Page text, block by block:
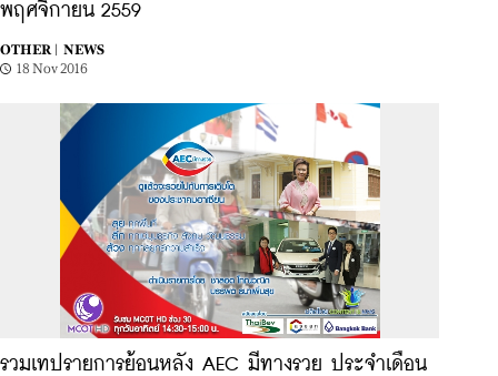
พฤศจิกายน 2559
OTHER |
NEWS
18 Nov 2016
รวมเทปรายการย้อนหลัง AEC มีทางรวย ประจำเดือน